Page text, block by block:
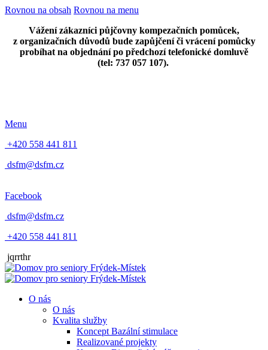
Rovnou na obsah Rovnou na menu
Vážení zákazníci půjčovny kompezačních pomůcek,
z organizačních důvodů bude zapůjčení či vrácení pomůcky
probíhat na objednání po předchozí telefonické domluvě
(tel: 737 057 107).
Menu
+420 558 441 811
dsfm@dsfm.cz
Facebook
dsfm@dsfm.cz
+420 558 441 811
jqrrthr
O nás
O nás
Kvalita služby
Koncept Bazální stimulace
Realizované projekty